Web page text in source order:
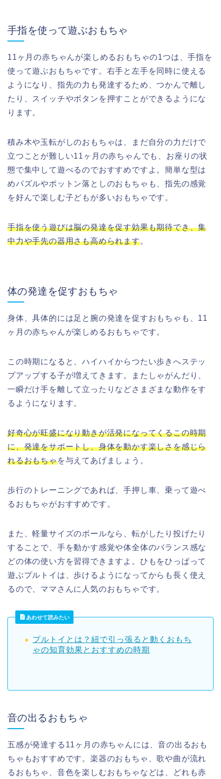
手指を使って遊ぶおもちゃ
11ヶ月の赤ちゃんが楽しめるおもちゃの1つは、手指を
使って遊ぶおもちゃです。右手と左手を同時に使える
ようになり、指先の力も発達するため、つかんで離し
たり、スイッチやボタンを押すことができるようにな
ります。
積み木や玉転がしのおもちゃは、まだ自分の力だけで
立つことが難しい11ヶ月の赤ちゃんでも、お座りの状
態で集中して遊べるのでおすすめですよ。簡単な型は
めパズルやポットン落としのおもちゃも、指先の感覚
を好んで楽しむ子どもが多いおもちゃです。
手指を使う遊びは脳の発達を促す効果も期待でき、集
中力や手先の器用さも高められます。
体の発達を促すおもちゃ
身体、具体的には足と腕の発達を促すおもちゃも、11
ヶ月の赤ちゃんが楽しめるおもちゃです。
この時期になると、ハイハイからつたい歩きへステッ
プアップする子が増えてきます。またしゃがんだり、
一瞬だけ手を離して立ったりなどさまざまな動作をす
るようになります。
好奇心が旺盛になり動きが活発になってくるこの時期
に、発達をサポートし、身体を動かす楽しさを感じら
れるおもちゃを与えてあげましょう。
歩行のトレーニングであれば、手押し車、乗って遊べ
るおもちゃがおすすめです。
また、軽量サイズのボールなら、転がしたり投げたり
することで、手を動かす感覚や体全体のバランス感な
どの体の使い方を習得できますよ。ひもをひっぱって
遊ぶプルトイは、歩けるようになってからも長く使え
るので、ママさんに人気のおもちゃです。
あわせて読みたい
プルトイとは？紐で引っ張ると動くおもち
ゃの知育効果とおすすめの時期
音の出るおもちゃ
五感が発達する11ヶ月の赤ちゃんには、音の出るおも
ちゃもおすすめです。楽器のおもちゃ、歌や曲が流れ
るおもちゃ、音色を楽しむおもちゃなどは、どれも赤